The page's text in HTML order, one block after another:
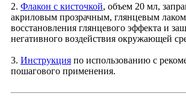
2. Флакон с кисточкой, объем 20 мл,
акриловым прозрачным, глянцевым
восстановления глянцевого эффекта и
негативного воздействия окружающей
3. Инструкция по использованию с
пошагового применения.